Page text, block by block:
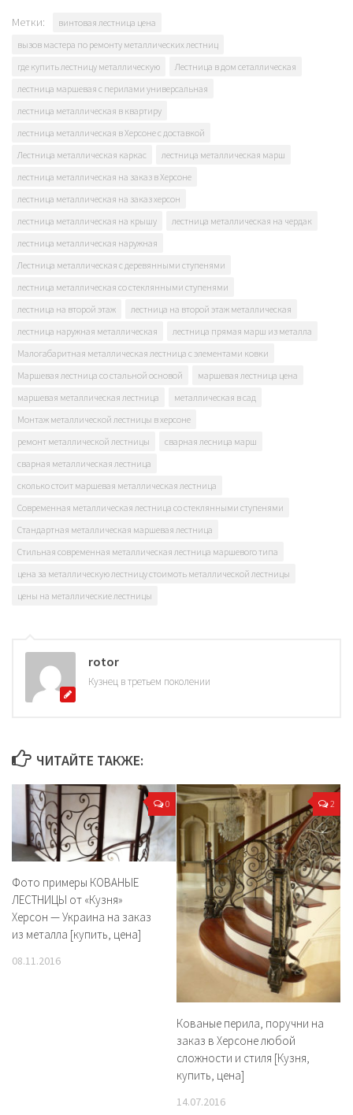
Метки:
винтовая лестница цена
вызов мастера по ремонту металлических лестниц
где купить лестницу металлическую
Лестница в дом сеталлическая
лестница маршевая с перилами универсальная
лестница металлическая в квартиру
лестница металлическая в Херсоне с доставкой
Лестница металлическая каркас
лестница металлическая марш
лестница металлическая на заказ в Херсоне
лестница металлическая на заказ херсон
лестница металлическая на крышу
лестница металлическая на чердак
лестница металлическая наружная
Лестница металлическая с деревянными ступенями
лестница металлическая со стеклянными ступенями
лестница на второй этаж
лестница на второй этаж металлическая
лестница наружная металлическая
лестница прямая марш из металла
Малогабаритная металлическая лестница с элементами ковки
Маршевая лестница со стальной основой
маршевая лестница цена
маршевая металлическая лестница
металлическая в сад
Монтаж металлической лестницы в херсоне
ремонт металлической лестницы
сварная лесница марш
сварная металлическая лестница
сколько стоит маршевая металлическая лестница
Современная металлическая лестница со стеклянными ступенями
Стандартная металлическая маршевая лестница
Стильная современная металлическая лестница маршевого типа
цена за металлическую лестницу стоимоть металлической лестницы
цены на металлические лестницы
rotor
Кузнец в третьем поколении
ЧИТАЙТЕ ТАКЖЕ:
0
Фото примеры КОВАНЫЕ
ЛЕСТНИЦЫ от «Кузня»
Херсон — Украина на заказ
из металла [купить, цена]
08.11.2016
2
Кованые перила, поручни на
заказ в Херсоне любой
сложности и стиля [Кузня,
купить, цена]
14.07.2016